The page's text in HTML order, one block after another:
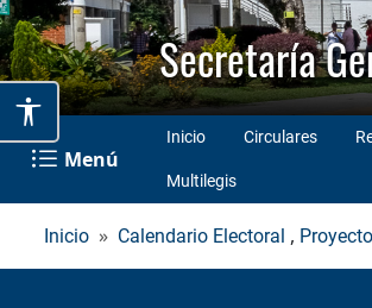
Secretaría
Menú
Inicio Circulares
Multilegis
Inicio Calendario Electoral ,